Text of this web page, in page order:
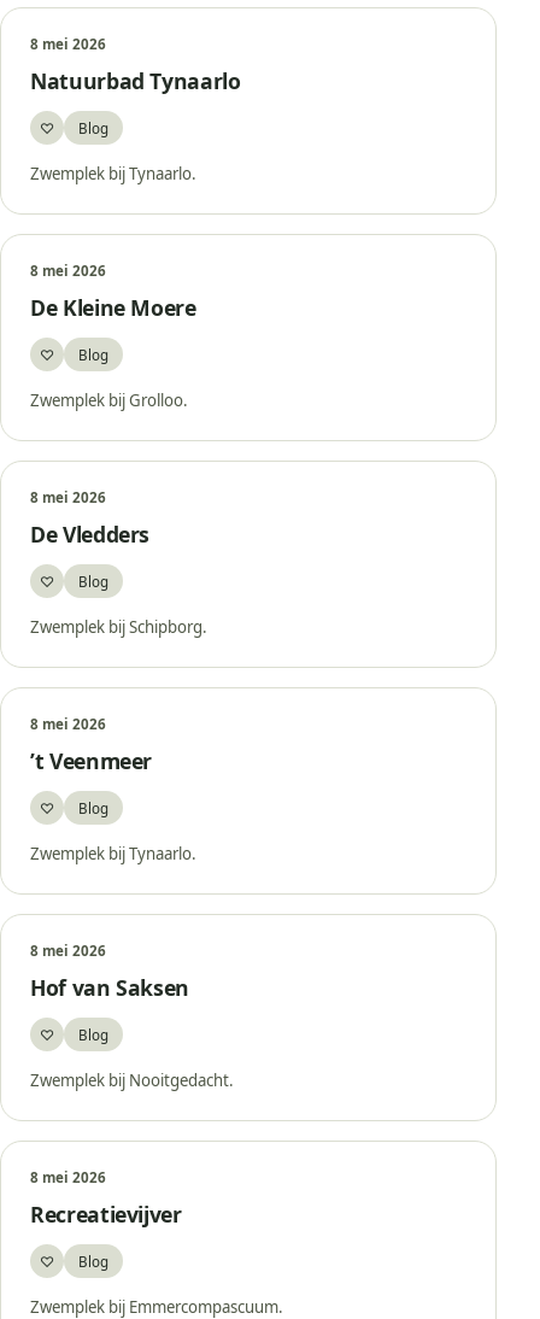
8 mei 2026
Natuurbad Tynaarlo
♡Bewaar
Blog
Zwemplek bij Tynaarlo.
8 mei 2026
De Kleine Moere
♡Bewaar
Blog
Zwemplek bij Grolloo.
8 mei 2026
De Vledders
♡Bewaar
Blog
Zwemplek bij Schipborg.
8 mei 2026
’t Veenmeer
♡Bewaar
Blog
Zwemplek bij Tynaarlo.
8 mei 2026
Hof van Saksen
♡Bewaar
Blog
Zwemplek bij Nooitgedacht.
8 mei 2026
Recreatievijver
♡Bewaar
Blog
Zwemplek bij Emmercompascuum.